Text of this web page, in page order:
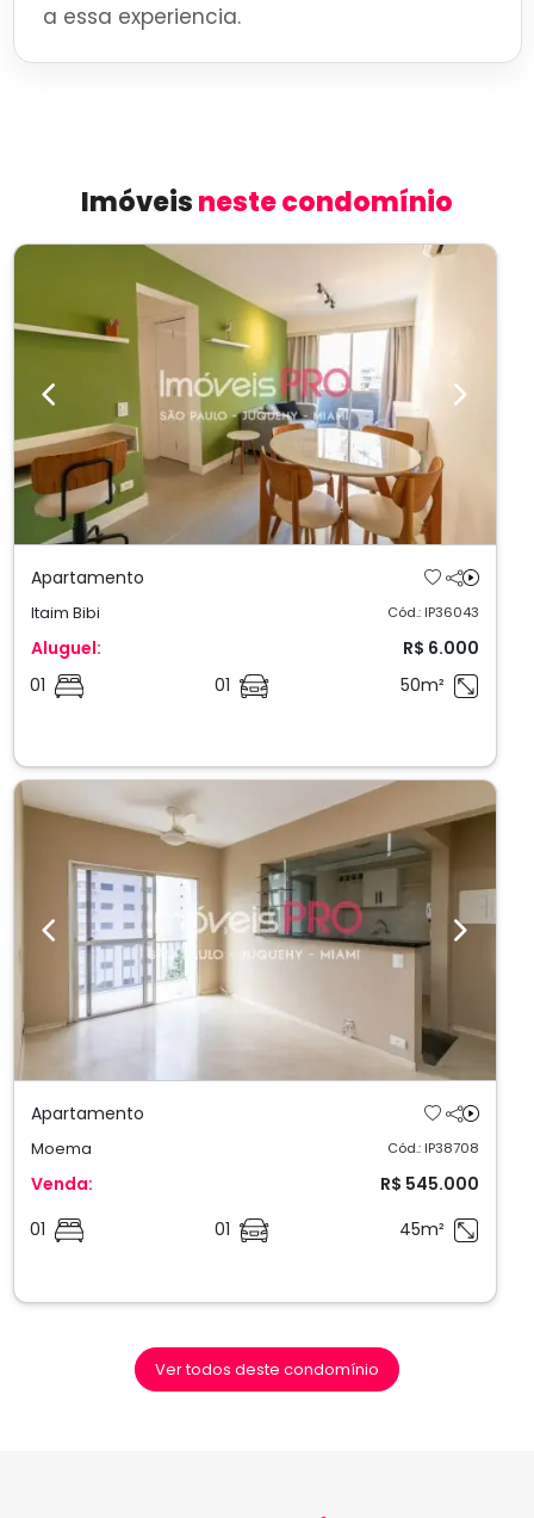
a essa experiencia.
Imóveisneste condomínio
Previous Next
Apartamento
Itaim Bibi Cód.: IP36043
Aluguel:
R$ 6.000
01
01 50m²
Previous Next
Apartamento
Moema Cód.: IP38708
Venda:
R$ 545.000
01
01 45m²
Ver todos deste condomínio